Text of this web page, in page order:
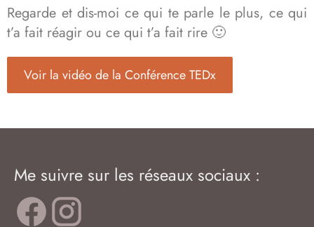
Regarde et dis-moi ce qui te parle le plus, ce qui
t’a fait réagir ou ce qui t’a fait rire 🙂
Voir la vidéo de la Conférence TEDx
Me suivre sur les réseaux sociaux :